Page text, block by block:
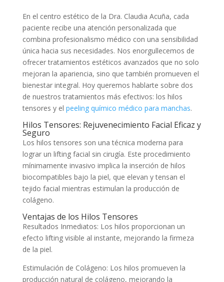
En el centro estético de la Dra. Claudia Acuña, cada
paciente recibe una atención personalizada que
combina profesionalismo médico con una sensibilidad
única hacia sus necesidades. Nos enorgullecemos de
ofrecer tratamientos estéticos avanzados que no solo
mejoran la apariencia, sino que también promueven el
bienestar integral. Hoy queremos hablarte sobre dos
de nuestros tratamientos más efectivos: los hilos
tensores y el peeling químico médico para manchas.
Hilos Tensores: Rejuvenecimiento Facial Eficaz y
Seguro
Los hilos tensores son una técnica moderna para
lograr un lifting facial sin cirugía. Este procedimiento
mínimamente invasivo implica la inserción de hilos
biocompatibles bajo la piel, que elevan y tensan el
tejido facial mientras estimulan la producción de
colágeno.
Ventajas de los Hilos Tensores
Resultados Inmediatos: Los hilos proporcionan un
efecto lifting visible al instante, mejorando la firmeza
de la piel.
Estimulación de Colágeno: Los hilos promueven la
producción natural de colágeno, mejorando la